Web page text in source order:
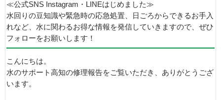
≪公式SNS Instagram・LINEはじめました≫
水回りの豆知識や緊急時の応急処置、日ごろからできるお手入
れなど、水に関わるお得な情報を発信していきますので、ぜひ
フォローをお願いします！
こんにちは。
水のサポート高知の修理報告をご覧いただき、ありがとうござ
います。